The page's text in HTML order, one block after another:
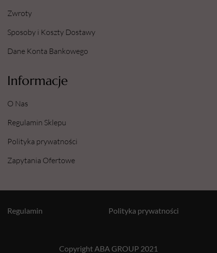
Zwroty
Sposoby i Koszty Dostawy
Dane Konta Bankowego
Informacje
O Nas
Regulamin Sklepu
Polityka prywatności
Zapytania Ofertowe
Copyright ABA GROUP 2021
Polityka prywatności
Regulamin